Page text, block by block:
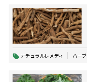
ナチュラルレメディ ハーブ